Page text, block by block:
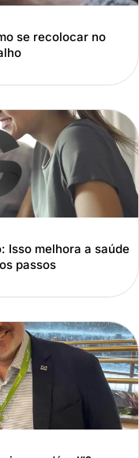
se recolocar no
Isso melhora a saúde
passos